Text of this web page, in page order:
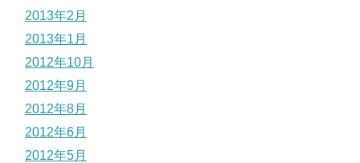
2013年2月
2013年1月
2012年10月
2012年9月
2012年8月
2012年6月
2012年5月